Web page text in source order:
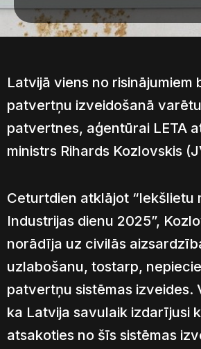
Latvijā viens no risinājumiem
patvertņu izveidošanā
patvertnes, aģentūrai LETA
ministrs Rihards Kozlovskis
Ceturtdien atklājot “Iekšlietu
Industrijas dienu 2025”,
norādīja uz civilās
uzlabošanu, tostarp,
patvertņu sistēmas izveides.
ka Latvija savulaik izdarījusi
atsakoties no šīs sistēmas